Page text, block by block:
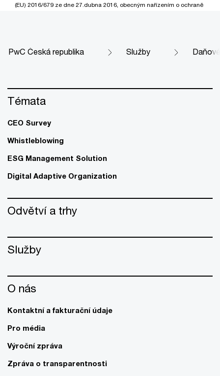
(EU) 2016/679 ze dne 27.dubna 2016, obecným nařízením o ochraně
Přečtěte si, prosím, našeprohlášení o ochraně osobních údajů ,
PwC Česká republika Služby
Témata
CEO Survey
Whistleblowing
ESG Management Solution
Digital Adaptive Organization
Odvětví a trhy
Služby
O nás
Kontaktní a fakturační údaje
Pro média
Výroční zpráva
Zpráva o transparentnosti